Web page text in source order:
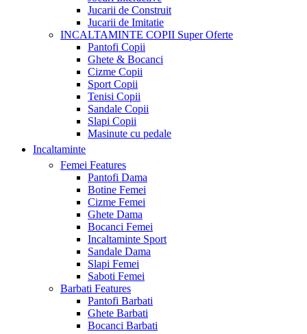
Jucarii de Construit
Jucarii de Imitatie
INCALTAMINTE COPII Super Oferte
Pantofi Copii
Ghete & Bocanci
Cizme Copii
Sport Copii
Tenisi Copii
Sandale Copii
Slapi Copii
Masinute cu pedale
Incaltaminte
Femei Features
Pantofi Dama
Botine Femei
Cizme Femei
Ghete Dama
Bocanci Femei
Incaltaminte Sport
Sandale Dama
Slapi Femei
Saboti Femei
Barbati Features
Pantofi Barbati
Ghete Barbati
Bocanci Barbati